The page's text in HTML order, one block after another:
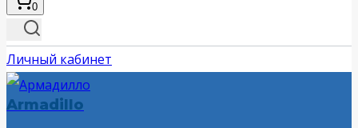
0
Личный кабинет
Armadillo